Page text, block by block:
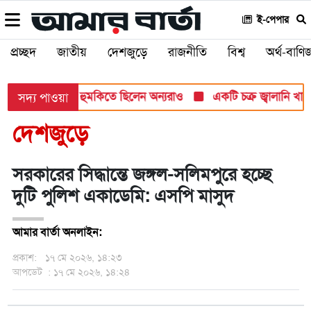
ই-পেপার
প্রচ্ছদ জাতীয় দেশজুড়ে রাজনীতি বিশ্ব অর্থ-
সদ্য পাওয়া
টার্গেট, হুমকিতে ছিলেন অন্যরাও একটি চক্র জ্বালানি
দেশজুড়ে
সরকারের সিদ্ধান্তে জঙ্গল-সলিমপুরে হচ্ছে
দুটি পুলিশ একাডেমি: এসপি মাসুদ
আমার বার্তা অনলাইন:
প্রকাশ:
১৭ মে ২০২৬, ১৪:২৩
আপডেট : ১৭ মে ২০২৬, ১৪:২৪